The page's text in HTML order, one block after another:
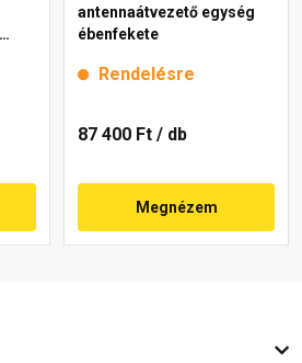
antennaátvezető egység
ébenfekete
Rendelésre
87 400 Ft / db
Megnézem